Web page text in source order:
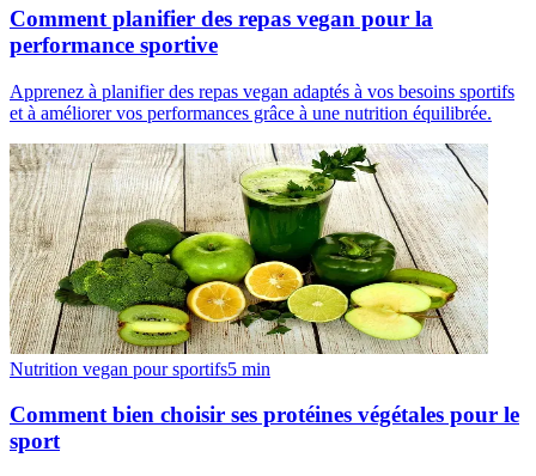
Comment planifier des repas vegan pour la
performance sportive
Apprenez à planifier des repas vegan adaptés à vos besoins sportifs
et à améliorer vos performances grâce à une nutrition équilibrée.
Nutrition vegan pour sportifs5 min
Comment bien choisir ses protéines végétales pour le
sport